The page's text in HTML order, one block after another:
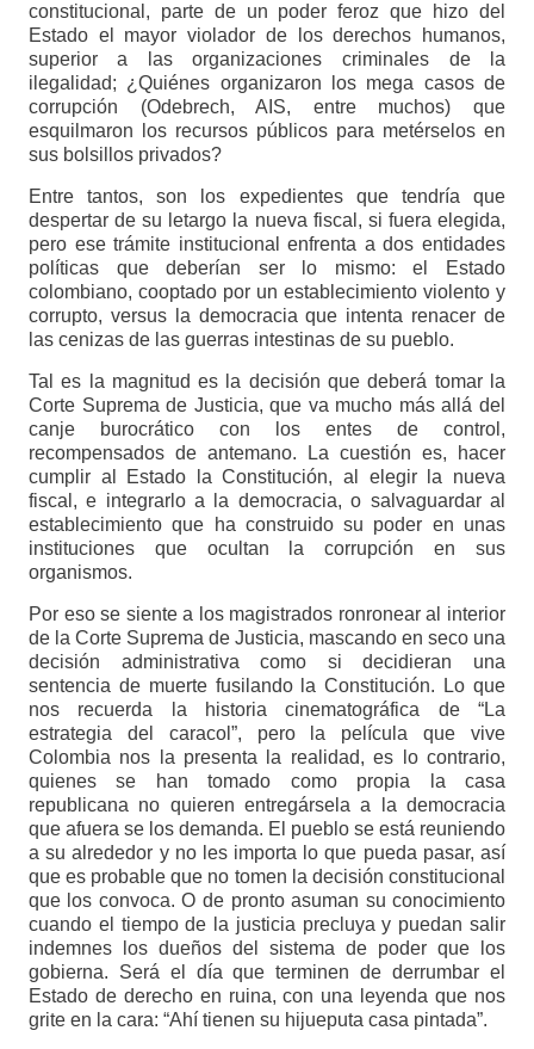
constitucional, parte de un poder feroz que hizo del
Estado el mayor violador de los derechos humanos,
superior a las organizaciones criminales de la
ilegalidad; ¿Quiénes organizaron los mega casos de
corrupción (Odebrech, AIS, entre muchos) que
esquilmaron los recursos públicos para metérselos en
sus bolsillos privados?
Entre tantos, son los expedientes que tendría que
despertar de su letargo la nueva fiscal, si fuera elegida,
pero ese trámite institucional enfrenta a dos entidades
políticas que deberían ser lo mismo: el Estado
colombiano, cooptado por un establecimiento violento y
corrupto, versus la democracia que intenta renacer de
las cenizas de las guerras intestinas de su pueblo.
Tal es la magnitud es la decisión que deberá tomar la
Corte Suprema de Justicia, que va mucho más allá del
canje burocrático con los entes de control,
recompensados de antemano. La cuestión es, hacer
cumplir al Estado la Constitución, al elegir la nueva
fiscal, e integrarlo a la democracia, o salvaguardar al
establecimiento que ha construido su poder en unas
instituciones que ocultan la corrupción en sus
organismos.
Por eso se siente a los magistrados ronronear al interior
de la Corte Suprema de Justicia, mascando en seco una
decisión administrativa como si decidieran una
sentencia de muerte fusilando la Constitución. Lo que
nos recuerda la historia cinematográfica de “La
estrategia del caracol”, pero la película que vive
Colombia nos la presenta la realidad, es lo contrario,
quienes se han tomado como propia la casa
republicana no quieren entregársela a la democracia
que afuera se los demanda. El pueblo se está reuniendo
a su alrededor y no les importa lo que pueda pasar, así
que es probable que no tomen la decisión constitucional
que los convoca. O de pronto asuman su conocimiento
cuando el tiempo de la justicia precluya y puedan salir
indemnes los dueños del sistema de poder que los
gobierna. Será el día que terminen de derrumbar el
Estado de derecho en ruina, con una leyenda que nos
grite en la cara: “Ahí tienen su hijueputa casa pintada”.